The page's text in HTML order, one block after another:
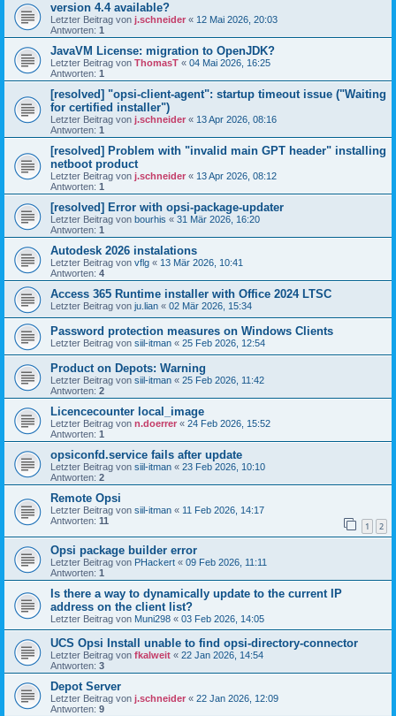
version 4.4 available?
Letzter Beitrag von j.schneider « 12 Mai 2026, 20:03
Antworten: 1
JavaVM License: migration to OpenJDK?
Letzter Beitrag von ThomasT « 04 Mai 2026, 16:25
Antworten: 1
[resolved] "opsi-client-agent": startup timeout issue ("Waiting
for certified installer")
Letzter Beitrag von j.schneider « 13 Apr 2026, 08:16
Antworten: 1
[resolved] Problem with "invalid main GPT header" installing
netboot product
Letzter Beitrag von j.schneider « 13 Apr 2026, 08:12
Antworten: 1
[resolved] Error with opsi-package-updater
Letzter Beitrag von bourhis « 31 Mär 2026, 16:20
Antworten: 1
Autodesk 2026 instalations
Letzter Beitrag von vflg « 13 Mär 2026, 10:41
Antworten: 4
Access 365 Runtime installer with Office 2024 LTSC
Letzter Beitrag von ju.lian « 02 Mär 2026, 15:34
Password protection measures on Windows Clients
Letzter Beitrag von siil-itman « 25 Feb 2026, 12:54
Product on Depots: Warning
Letzter Beitrag von siil-itman « 25 Feb 2026, 11:42
Antworten: 2
Licencecounter local_image
Letzter Beitrag von n.doerrer « 24 Feb 2026, 15:52
Antworten: 1
opsiconfd.service fails after update
Letzter Beitrag von siil-itman « 23 Feb 2026, 10:10
Antworten: 2
Remote Opsi
Letzter Beitrag von siil-itman « 11 Feb 2026, 14:17
Antworten: 11 1 2
Opsi package builder error
Letzter Beitrag von PHackert « 09 Feb 2026, 11:11
Antworten: 1
Is there a way to dynamically update to the current IP
address on the client list?
Letzter Beitrag von Muni298 « 03 Feb 2026, 14:05
UCS Opsi Install unable to find opsi-directory-connector
Letzter Beitrag von fkalweit « 22 Jan 2026, 14:54
Antworten: 3
Depot Server
Letzter Beitrag von j.schneider « 22 Jan 2026, 12:09
Antworten: 9